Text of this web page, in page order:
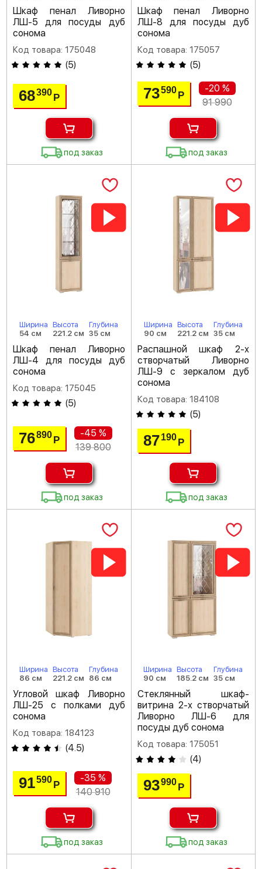
Шкаф пенал Ливорно
ЛШ-5 для посуды дуб
сонома
Код товара: 175048
(5)
68390Р
под заказ
Шкаф пенал Ливорно
ЛШ-8 для посуды дуб
сонома
Код товара: 175057
(5)
73590 Р
-20 %
91 990
под заказ
Ширина
54 см
Высота
221.2 см
Глубина
35 см
Шкаф пенал Ливорно
ЛШ-4 для посуды дуб
сонома
Код товара: 175045
(5)
76890Р
-45 %
139 800
под заказ
Ширина
90 см
Высота
221.2 см
Глубина
35 см
Распашной шкаф 2-х
створчатый Ливорно
ЛШ-9 с зеркалом дуб
сонома
Код товара: 184108
(5)
87 190 Р
под заказ
Ширина
86 см
Высота
221.2 см
Глубина
86 см
Угловой шкаф Ливорно
ЛШ-25 с полками дуб
сонома
Код товара: 184123
(4.5)
91590Р
-35 %
140 910
под заказ
Ширина
90 см
Высота
185.2 см
Глубина
35 см
Стеклянный шкаф-
витрина 2-х створчатый
Ливорно ЛШ-6 для
посуды дуб сонома
Код товара: 175051
(4)
93990 Р
под заказ